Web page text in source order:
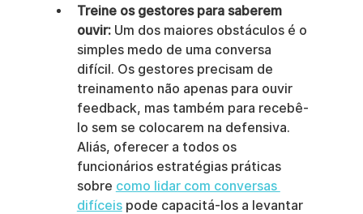
Treine os gestores para saberem
ouvir: Um dos maiores obstáculos é o
simples medo de uma conversa
difícil. Os gestores precisam de
treinamento não apenas para ouvir
feedback, mas também para recebê-
lo sem se colocarem na defensiva.
Aliás, oferecer a todos os
funcionários estratégias práticas
sobre como lidar com conversas
difíceis pode capacitá-los a levantar